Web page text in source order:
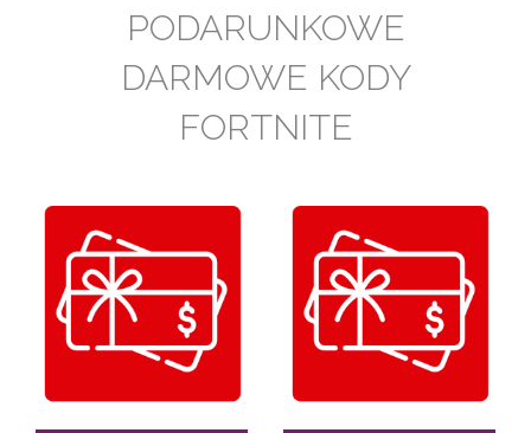
PODARUNKOWE
DARMOWE KODY
FORTNITE